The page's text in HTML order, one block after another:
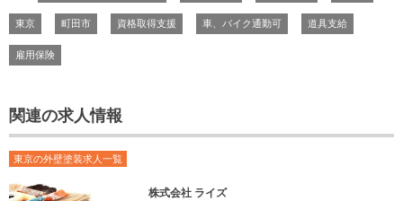
東京 町田市 資格取得支援 車、バイク通勤可 道具支給
雇用保険
関連の求人情報
東京の外壁塗装求人一覧
株式会社 ライズ